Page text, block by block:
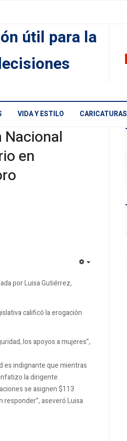
útil para la
VIDA Y ESTILO CARICATURAS
en
por Luisa Gutiérrez,
calificó la erogación
los apoyos a mujeres”,
es indignante que mientras
la dirigente.
se asignen $113
responder”, aseveró Luisa